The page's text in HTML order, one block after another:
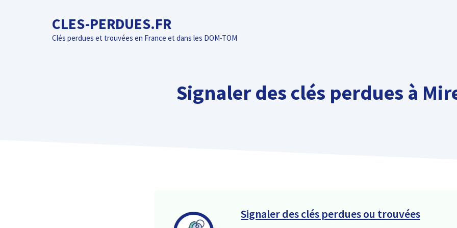
CLES-PERDUES.FR
Clés perdues et trouvées en France et dans les DOM-TOM
Signaler des clés perdues à
Signaler des clés perdues ou trouvées